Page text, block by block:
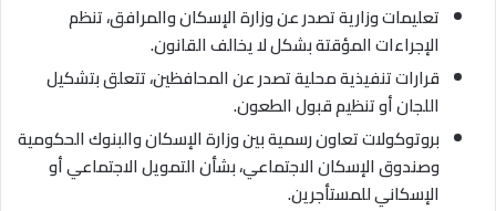
تعليمات وزارية تصدر عن وزارة الإسكان والمرافق، تنظم
الإجراءات المؤقتة بشكل لا يخالف القانون.
قرارات تنفيذية محلية تصدر عن المحافظين، تتعلق بتشكيل
اللجان أو تنظيم قبول الطعون.
بروتوكولات تعاون رسمية بين وزارة الإسكان والبنوك الحكومية
وصندوق الإسكان الاجتماعي، بشأن التمويل الاجتماعي أو
الإسكاني للمستأجرين.